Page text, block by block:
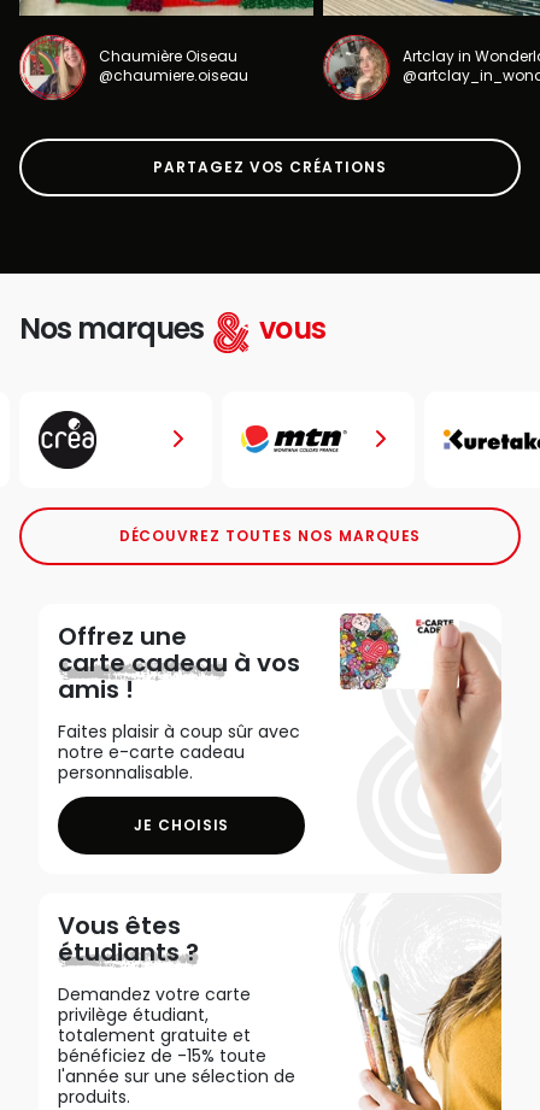
Chaumière Oiseau
@chaumiere.oiseau
Artclay in
PARTAGEZ VOS CRÉATIONS
Nos marques vous
DÉCOUVREZ TOUTES NOS MARQUES
Offrez une
carte cadeau à vos
amis !
Faites plaisir à coup sûr avec
notre e-carte cadeau
personnalisable.
JE CHOISIS
Vous êtes
étudiants ?
Demandez votre carte
privilège étudiant,
totalement gratuite et
bénéficiez de -15% toute
l'année sur une sélection de
produits.